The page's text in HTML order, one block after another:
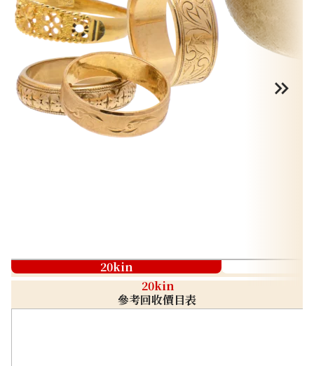
20kin
20kin
參考回收價目表